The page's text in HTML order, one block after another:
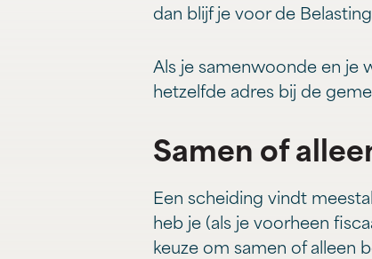
dan blijf je voor de
Als je samenwoonde en je
hetzelfde adres bij de
Samen of
Een scheiding vindt
heb je (als je voorheen
keuze om samen of alleen